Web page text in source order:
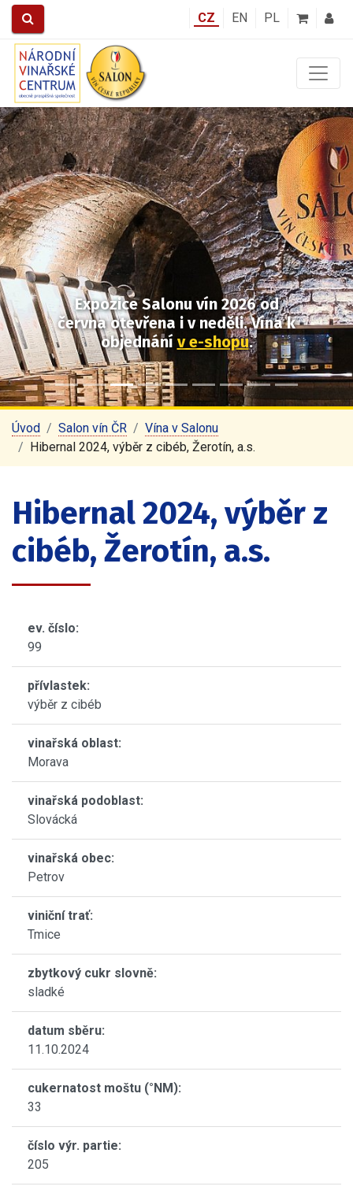
CZ EN PL
Expozice Salonu vín 2026od
června otevřena i v neděli.Vína k
objednání v e-shopu.
Předchozí Další
Úvod Salon vín ČR
Vína v Salonu
Hibernal 2024, výběr z cibéb, Žerotín, a.s.
Hibernal 2024, výběr z
cibéb, Žerotín, a.s.
ev. číslo:
99
přívlastek:
výběr z cibéb
vinařská oblast:
Morava
vinařská podoblast:
Slovácká
vinařská obec:
Petrov
viniční trať:
Tmice
zbytkový cukr slovně:
sladké
datum sběru:
11.10.2024
cukernatost moštu (°NM):
33
číslo výr. partie:
205